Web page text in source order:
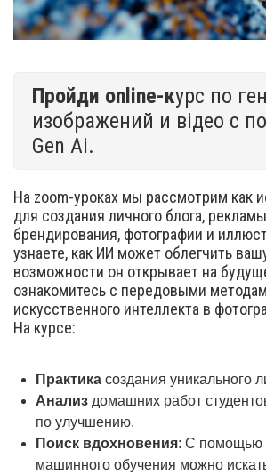
Пройди online-курс по
изображений и відео с
Gen Ai.
На zoom-уроках мы рассмотрим как
для создания личного блога,
брендирования, фотографии и
узнаете, как ИИ может облегчить
возможности он открывает на
ознакомитесь с передовыми
искусственного интеллекта в
На курсе:
Практика создания уникального
Анализ домашних работ
по улучшению.
Поиск вдохновения: С помощью
машинного обучения можно